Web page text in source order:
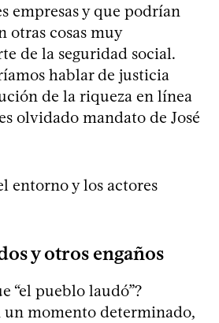
empresas y que podrían
otras cosas muy
de la seguridad social.
hablar de justicia
de la riqueza en línea
olvidado mandato de José
entorno y los actores
y otros engaños
“el pueblo laudó”?
un momento determinado,